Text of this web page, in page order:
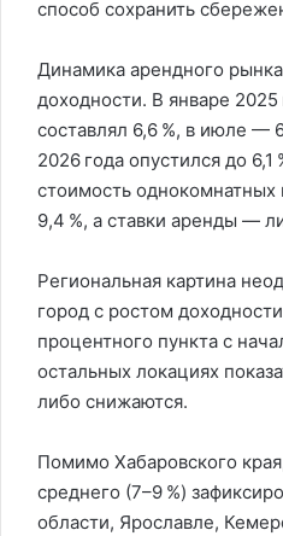
способ сохранить
Динамика арендного
доходности. В январе 2025
составлял 6,6 %, в июле —
2026 года опустился до 6,1
стоимость однокомнатных
9,4 %, а ставки аренды —
Региональная картина
город с ростом
процентного пункта с
остальных локациях
либо снижаются.
Помимо Хабаровского
среднего (7–9 %)
области, Ярославле,